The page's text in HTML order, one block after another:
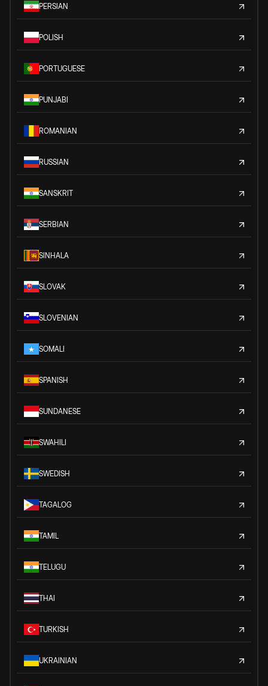
PERSIAN
POLISH
PORTUGUESE
PUNJABI
ROMANIAN
RUSSIAN
SANSKRIT
SERBIAN
SINHALA
SLOVAK
SLOVENIAN
SOMALI
SPANISH
SUNDANESE
SWAHILI
SWEDISH
TAGALOG
TAMIL
TELUGU
THAI
TURKISH
UKRAINIAN